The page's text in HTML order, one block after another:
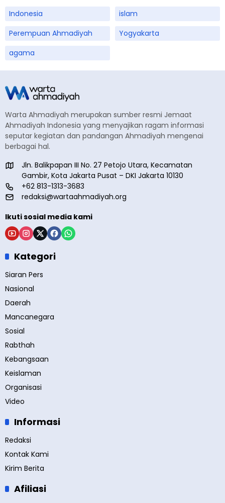
Indonesia
islam
Perempuan Ahmadiyah
Yogyakarta
agama
Warta Ahmadiyah merupakan sumber resmi Jemaat
Ahmadiyah Indonesia yang menyajikan ragam informasi
seputar kegiatan dan pandangan Ahmadiyah mengenai
berbagai hal.
Jln. Balikpapan III No. 27 Petojo Utara, Kecamatan
Gambir, Kota Jakarta Pusat – DKI Jakarta 10130
+62 813-1313-3683
redaksi@wartaahmadiyah.org
Ikuti sosial media kami
Kategori
Siaran Pers
Nasional
Daerah
Mancanegara
Sosial
Rabthah
Kebangsaan
Keislaman
Organisasi
Video
Informasi
Redaksi
Kontak Kami
Kirim Berita
Afiliasi